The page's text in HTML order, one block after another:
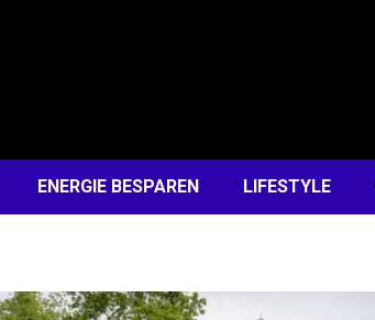
ENERGIE BESPAREN LIFESTYLE